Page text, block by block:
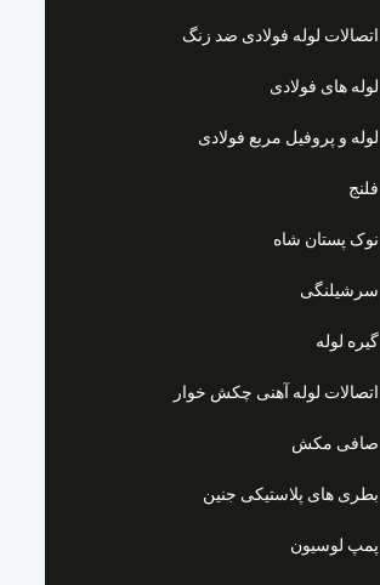
اتصالات لوله فولادی ضد زنگ
لوله های فولادی
لوله و پروفیل مربع فولادی
فلنج
نوک پستان شاه
سرشیلنگی
گیره لوله
اتصالات لوله آهنی چکش خوار
صافی مکش
بطری های پلاستیکی جنین
پمپ لوسیون